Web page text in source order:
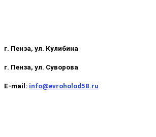
г. Пенза, ул. Кулибина
г. Пенза, ул. Суворова
E-mail: info@evroholod58.ru